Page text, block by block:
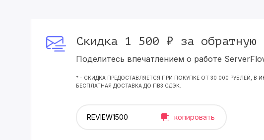
Скидка 1 500 ₽ за обратную
Поделитесь впечатлением о работе
* - СКИДКА ПРЕДОСТАВЛЯЕТСЯ ПРИ ПОКУПКЕ ОТ 30 000 РУБЛЕЙ, В
БЕСПЛАТНАЯ ДОСТАВКА ДО ПВЗ СДЭК.
копировать